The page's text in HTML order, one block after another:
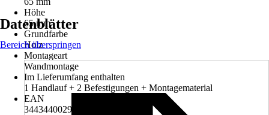
Höhe
65 mm
Grundfarbe
Holz
Montageart
Wandmontage
Im Lieferumfang enthalten
1 Handlauf + 2 Befestigungen + Montagematerial
EAN
3443440029724
Datenblätter
Bereich überspringen